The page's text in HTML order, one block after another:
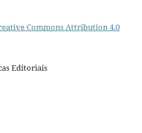
Commons Attribution 4.0
Editoriais